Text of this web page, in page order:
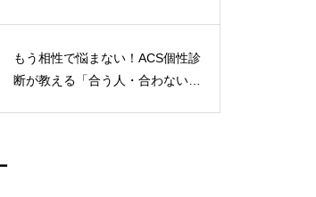
もう相性で悩まない！ACS個性診
断が教える「合う人・合わない